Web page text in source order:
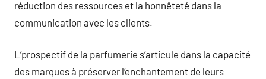
réduction des ressources et la honnêteté dans la
communication avec les clients.
L’prospectif de la parfumerie s’articule dans la capacité
des marques à préserver l’enchantement de leurs